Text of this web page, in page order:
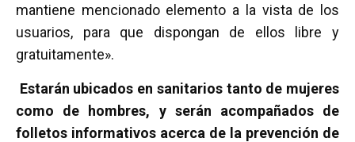
mantiene mencionado elemento a la vista de los
usuarios, para que dispongan de ellos libre y
gratuitamente».
Estarán ubicados en sanitarios tanto de mujeres
como de hombres, y serán acompañados de
folletos informativos acerca de la prevención de